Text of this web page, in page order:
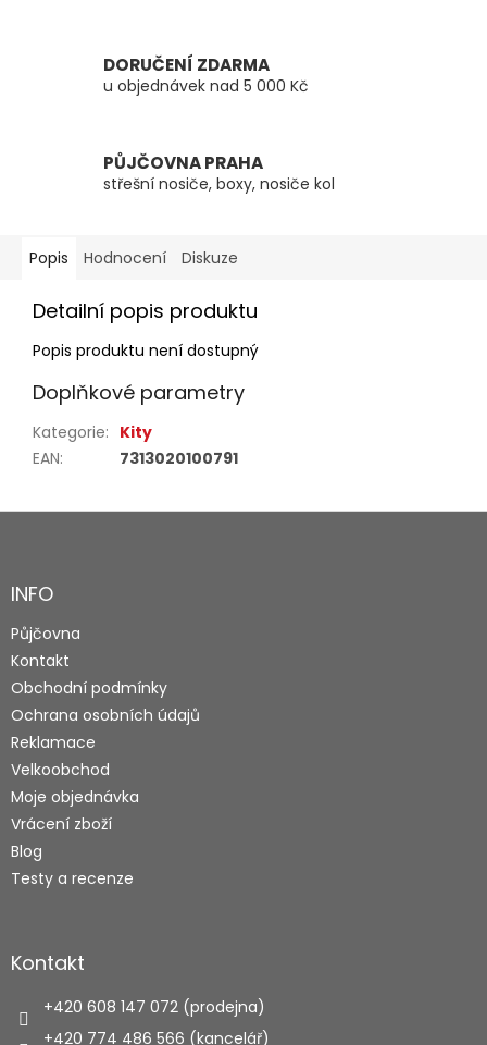
DORUČENÍ ZDARMA
u objednávek nad 5 000 Kč
PŮJČOVNA PRAHA
střešní nosiče, boxy, nosiče kol
Popis Hodnocení Diskuze
Detailní popis produktu
Popis produktu není dostupný
Doplňkové parametry
Kategorie: Kity
EAN: 7313020100791
Z
aINFO
Půjčovna
Kontakt
Obchodní podmínky
Ochrana osobních údajů
Reklamace
Velkoobchod
Moje objednávka
Vrácení zboží
Blog
Testy a recenze
Kontakt
+420 608 147 072 (prodejna)
+420 774 486 566 (kancelář)